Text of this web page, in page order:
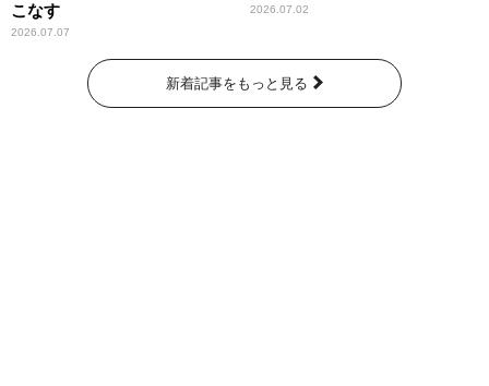
こなす
2026.07.07
2026.07.02
新着記事をもっと見る